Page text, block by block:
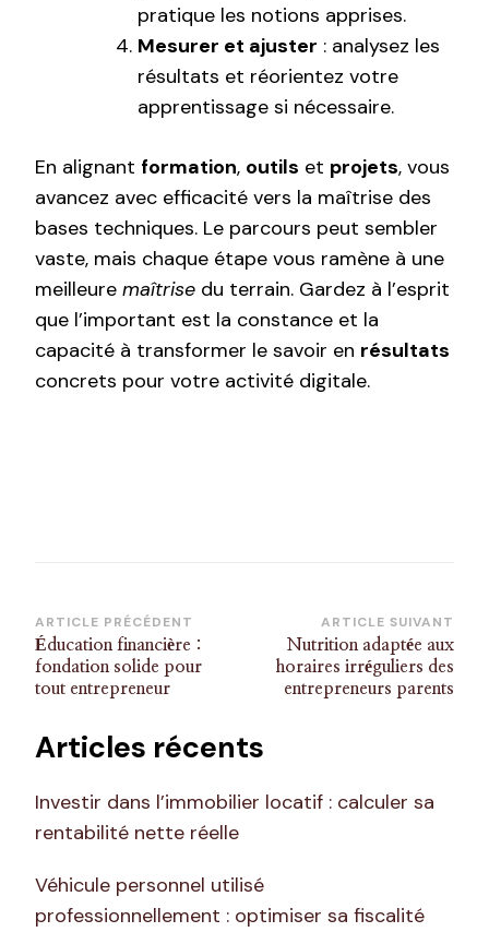
pratique les notions apprises.
Mesurer et ajuster : analysez les
résultats et réorientez votre
apprentissage si nécessaire.
En alignant formation, outils et projets, vous
avancez avec efficacité vers la maîtrise des
bases techniques. Le parcours peut sembler
vaste, mais chaque étape vous ramène à une
meilleure maîtrise du terrain. Gardez à l’esprit
que l’important est la constance et la
capacité à transformer le savoir en résultats
concrets pour votre activité digitale.
Navigation
d’article
ARTICLE PRÉCÉDENT
Éducation financière :
fondation solide pour
tout entrepreneur
ARTICLE SUIVANT
Nutrition adaptée aux
horaires irréguliers des
entrepreneurs parents
Articles récents
Investir dans l’immobilier locatif : calculer sa
rentabilité nette réelle
Véhicule personnel utilisé
professionnellement : optimiser sa fiscalité